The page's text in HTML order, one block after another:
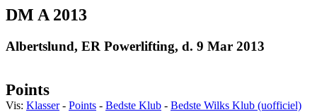
DM A 2013
Albertslund, ER Powerlifting, d. 9 Mar 2013
Points
Vis: Klasser- Points - Bedste Klub - Bedste Wilks Klub (uofficiel)